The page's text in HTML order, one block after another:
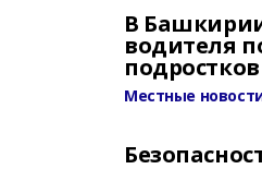
В
водителя
подростков
Местные